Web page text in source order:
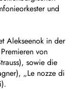
und
Alekseenok in der
von
sowie die
„Le nozze di